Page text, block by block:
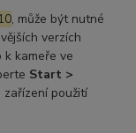
, může být nutné
verzích
kameře ve
Start >
použití